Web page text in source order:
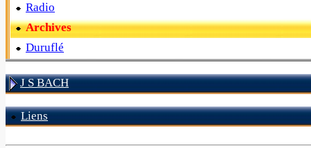
Radio
Archives
Duruflé
J S BACH
Liens